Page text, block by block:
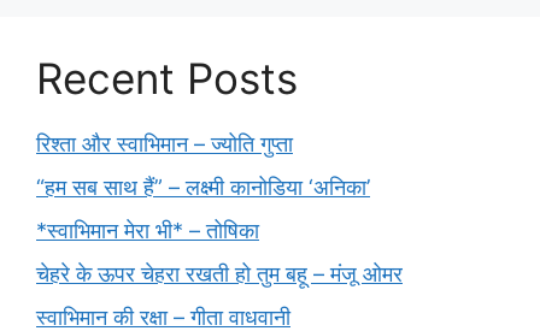
Recent Posts
रिश्ता और स्वाभिमान – ज्योति गुप्ता
“हम सब साथ हैं” – लक्ष्मी कानोडिया ‘अनिका’
*स्वाभिमान मेरा भी* – तोषिका
चेहरे के ऊपर चेहरा रखती हो तुम बहू – मंजू ओमर
स्वाभिमान की रक्षा – गीता वाधवानी